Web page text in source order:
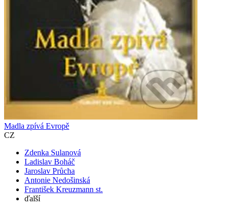
Madla zpívá Evropě
CZ
Zdenka Sulanová
Ladislav Boháč
Jaroslav Průcha
Antonie Nedošinská
František Kreuzmann st.
ďalší